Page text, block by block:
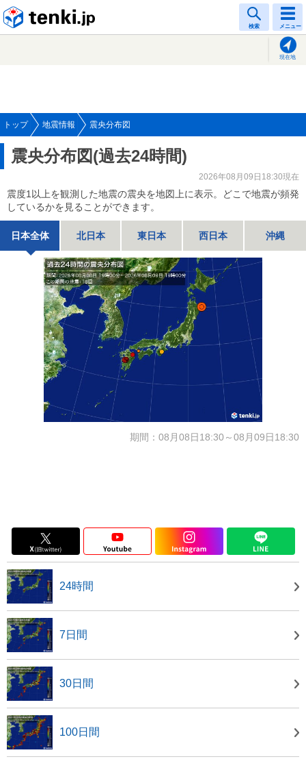
検索 メニュー
現在地
トップ 地震情報 震央分布図
震央分布図(過去24時間)
2026年08月09日18:30現在
震度1以上を観測した地震の震央を地図上に表示。どこで地震が頻発
しているかを見ることができます。
日本全体 北日本 東日本 西日本 沖縄
期間：08月08日18:30～08月09日18:30
24時間
7日間
30日間
100日間